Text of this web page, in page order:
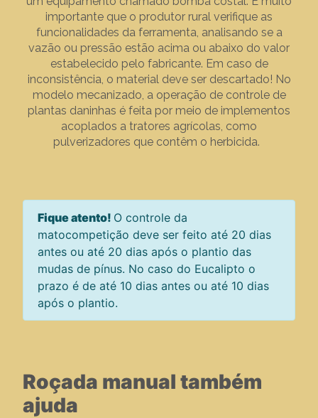
importante que o produtor rural verifique as
funcionalidades da ferramenta, analisando se a
vazão ou pressão estão acima ou abaixo do valor
estabelecido pelo fabricante. Em caso de
inconsistência, o material deve ser descartado! No
modelo mecanizado, a operação de controle de
plantas daninhas é feita por meio de implementos
acoplados a tratores agrícolas, como
pulverizadores que contêm o herbicida.
Fique atento! O controle da
matocompetição deve ser feito até 20 dias
antes ou até 20 dias após o plantio das
mudas de pínus. No caso do Eucalipto o
prazo é de até 10 dias antes ou até 10 dias
após o plantio.
Roçada manual também
ajuda